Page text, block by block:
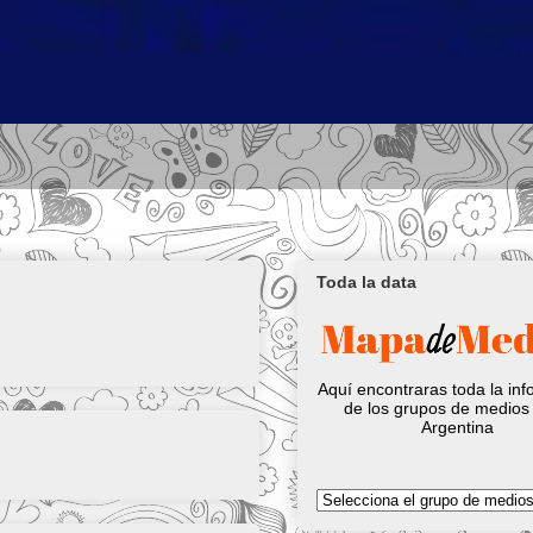
Toda la data
Aquí encontraras toda la
de los grupos de medios
Argentina